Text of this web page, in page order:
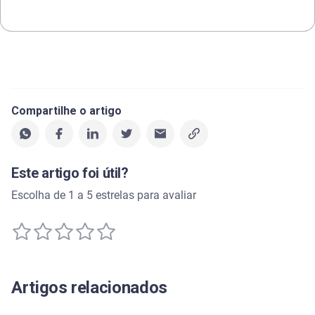
Compartilhe o artigo
Este artigo foi útil?
Escolha de 1 a 5 estrelas para avaliar
Artigos relacionados